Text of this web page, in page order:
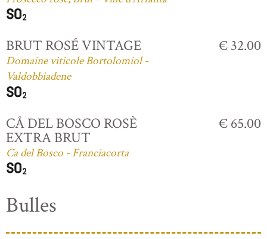
BRUT ROSÉ VINTAGE
Domaine viticole Bortolomiol -
Valdobbiadene
€ 32.00
CÅ DEL BOSCO ROSÈ
EXTRA BRUT
Ca del Bosco - Franciacorta
€ 65.00
Bulles